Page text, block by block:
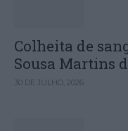
Colheita de
Sousa Martins
30 DE JULHO, 2026